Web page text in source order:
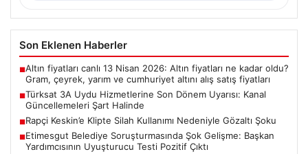
Son Eklenen Haberler
■Altın fiyatları canlı 13 Nisan 2026: Altın fiyatları ne kadar oldu?
Gram, çeyrek, yarım ve cumhuriyet altını alış satış fiyatları
■Türksat 3A Uydu Hizmetlerine Son Dönem Uyarısı: Kanal
Güncellemeleri Şart Halinde
■Rapçi Keskin’e Klipte Silah Kullanımı Nedeniyle Gözaltı Şoku
■Etimesgut Belediye Soruşturmasında Şok Gelişme: Başkan
Yardımcısının Uyuşturucu Testi Pozitif Çıktı